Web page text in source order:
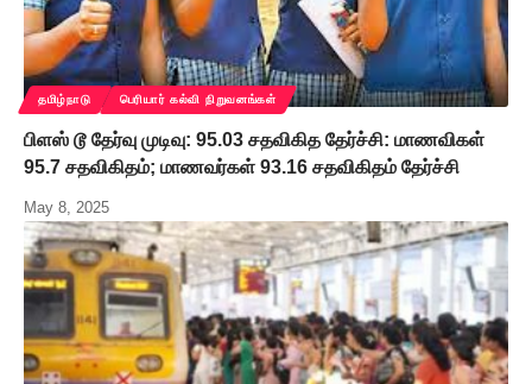
தமிழ்நாடு பெரியார் கல்வி நிறுவனங்கள்
பிளஸ் டூ தேர்வு முடிவு: 95.03 சதவிகித தேர்ச்சி: மாணவிகள்
95.7 சதவிகிதம்; மாணவர்கள் 93.16 சதவிகிதம் தேர்ச்சி
May 8, 2025